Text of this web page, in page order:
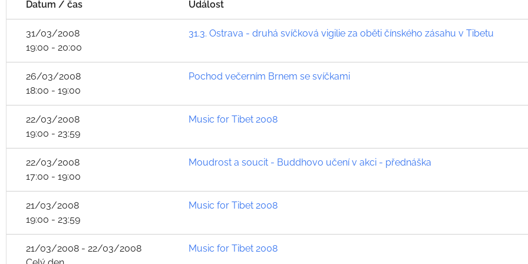
Datum / čas Událost
31/03/2008
19:00 - 20:00
31.3. Ostrava - druhá svíčková vigilie za oběti čínského zásahu v Tibetu
26/03/2008
18:00 - 19:00
Pochod večerním Brnem se svíčkami
22/03/2008
19:00 - 23:59
Music for Tibet 2008
22/03/2008
17:00 - 19:00
Moudrost a soucit - Buddhovo učení v akci - přednáška
21/03/2008
19:00 - 23:59
Music for Tibet 2008
21/03/2008 - 22/03/2008
Music for Tibet 2008